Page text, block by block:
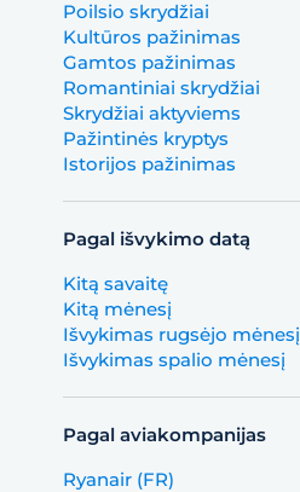
Poilsio skrydžiai
Kultūros pažinimas
Gamtos pažinimas
Romantiniai skrydžiai
Skrydžiai aktyviems
Pažintinės kryptys
Istorijos pažinimas
Pagal išvykimo datą
Kitą savaitę
Kitą mėnesį
Išvykimas rugsėjo mėnesį
Išvykimas spalio mėnesį
Pagal aviakompanijas
Ryanair (FR)